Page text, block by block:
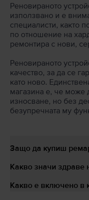
Реновираното
използвано и е
специалисти, както
по отношение на
ремонтира с нови,
Реновираното
качество, за да се
като ново.
магазина е, че може
износване, но без
безупречната му
Защо да купиш
Какво значи здраве
Какво е включено в